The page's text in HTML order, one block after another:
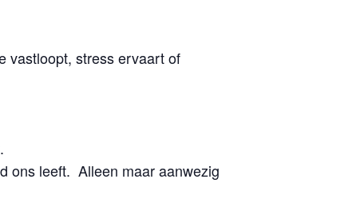
vastloopt, stress ervaart of
ons leeft. Alleen maar aanwezig